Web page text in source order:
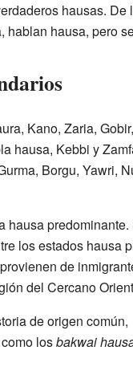
hausas.
hablan hausa, pero
Kano, Zaria,
hausa, Kebbi y
Borgu, Yawri,
los estados hausa
de
del Cercano
de origen común,
losbakwai